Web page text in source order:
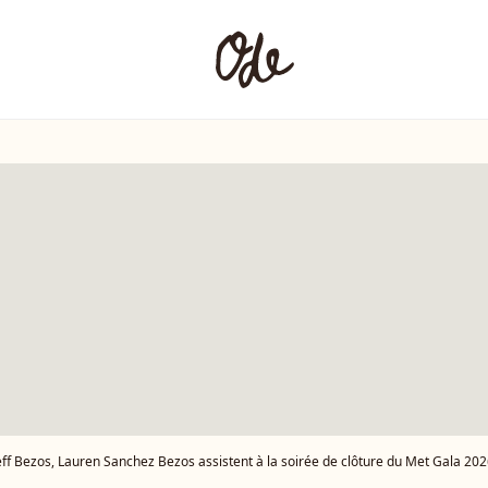
Bezos, Lauren Sanchez Bezos assistent à la soirée de clôture du Met Gala 2026 au Zero Bond à New York. Sur la photo :